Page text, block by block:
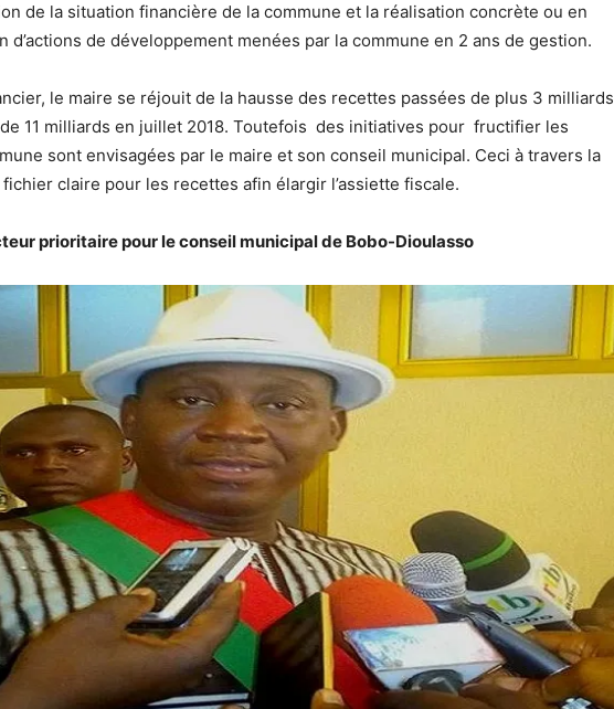
de la situation financière de la commune et la réalisation concrète ou en
d’actions de développement menées par la commune en 2 ans de gestion.
le maire se réjouit de la hausse des recettes passées de plus 3 milliards
11 milliards en juillet 2018. Toutefois des initiatives pour fructifier les
sont envisagées par le maire et son conseil municipal. Ceci à travers la
fichier claire pour les recettes afin élargir l’assiette fiscale.
prioritaire pour le conseil municipal de Bobo-Dioulasso